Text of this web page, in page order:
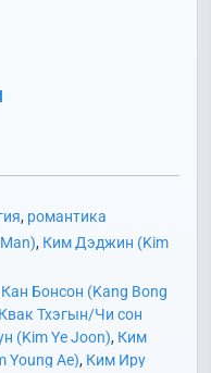
, романтика
, Ким Дэджин (Kim
Кан Бонсон (Kang Bong
Квак Тхэгын/Чи сон
(Kim Ye Joon), Ким
Young Ae), Ким Иру